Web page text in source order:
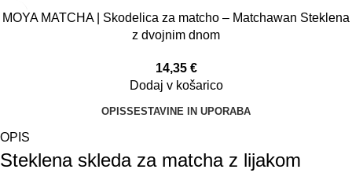
MOYA MATCHA | Skodelica za matcho – Matchawan Steklena
z dvojnim dnom
14,35 €
Dodaj v košarico
OPISSESTAVINE IN UPORABA
OPIS
Steklena skleda za matcha z lijakom